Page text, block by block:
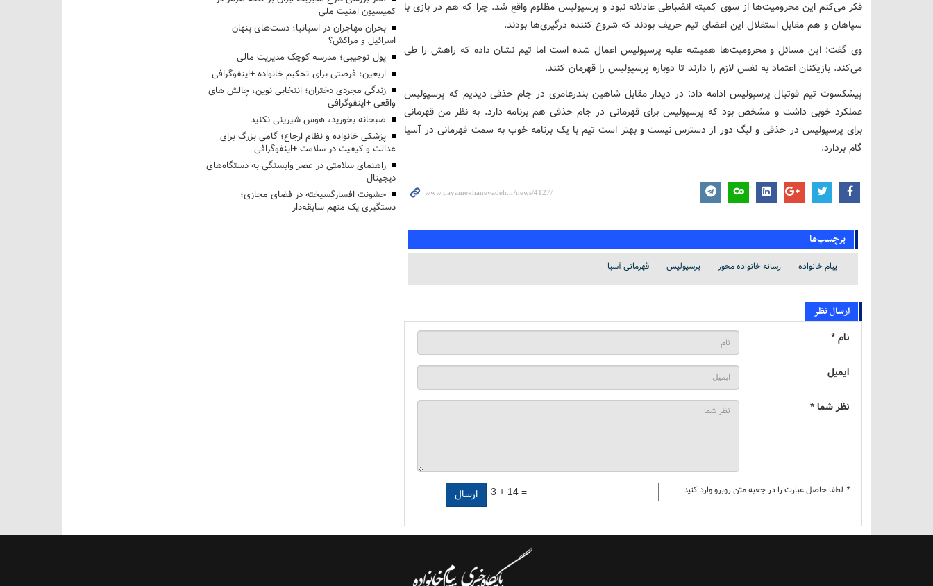
فکر می‌کنم این محرومیت‌ها از سوی کمیته انضباطی عادلانه نبود و پرسپولیس مظلوم واقع شد. چرا که هم در بازی با
سپاهان و هم مقابل استقلال این اعضای تیم حریف بودند که شروع کننده درگیری‌ها بودند.
وی گفت: این مسائل و محرومیت‌ها همیشه علیه پرسپولیس اعمال شده است اما تیم نشان داده که راهش را طی
می‌کند. بازیکنان اعتماد به نفس لازم را دارند تا دوباره پرسپولیس را قهرمان کنند.
پیشکسوت تیم فوتبال پرسپولیس ادامه داد: در دیدار مقابل شاهین بندرعامری در جام حذفی دیدیم که پرسپولیس
عملکرد خوبی داشت و مشخص بود که پرسپولیس برای قهرمانی در جام حذفی هم برنامه دارد. به نظر من قهرمانی
برای پرسپولیس در حذفی و لیگ دور از دسترس نیست و بهتر است تیم با یک برنامه خوب به سمت قهرمانی در آسیا
گام بردارد.
برچسب‌ها
پیام خانواده رسانه خانواده محور پرسپولیس قهرمانی آسیا
ارسال نظر
نام *
ایمیل
نظر شما *
* لطفا حاصل عبارت را در جعبه متن روبرو وارد کنید 3 + 14 =
کمیسیون امنیت ملی
بحران مهاجران در اسپانیا؛ دست‌های پنهان
اسرائیل و مراکش؟
پول توجیبی؛ مدرسه کوچک مدیریت مالی
اربعین؛ فرصتی برای تحکیم خانواده +اینفوگرافی
زندگی مجردی دختران؛ انتخابی نوین، چالش های
واقعی +اینفوگرافی
صبحانه بخورید، هوس شیرینی نکنید
پزشکی خانواده و نظام ارجاع؛ گامی بزرگ برای
عدالت و کیفیت در سلامت +اینفوگرافی
راهنمای سلامتی در عصر وابستگی به دستگاه‌های
دیجیتال
خشونت افسارگسیخته در فضای مجازی؛
دستگیری یک متهم سابقه‌دار